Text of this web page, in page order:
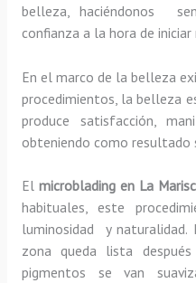
belleza, haciéndonos
confianza a la hora de
En el marco de la belleza
procedimientos, la belleza
produce satisfacción,
obteniendo como resultado
El microblading en La
habituales, este
luminosidad y naturalidad.
zona queda lista
pigmentos se van